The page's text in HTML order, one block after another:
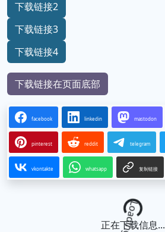
下载链接2
下载链接3
下载链接4
下载链接在页面底部
facebook linkedin mastodon
pinterest reddit telegram
vkontakte whatsapp 复制链接
Loading...
正在下载信息...